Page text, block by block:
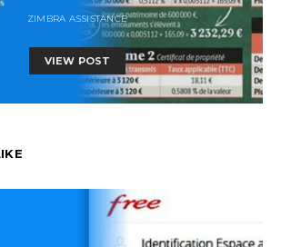
ZIMBRA ASSISTANCE
VIEW POST